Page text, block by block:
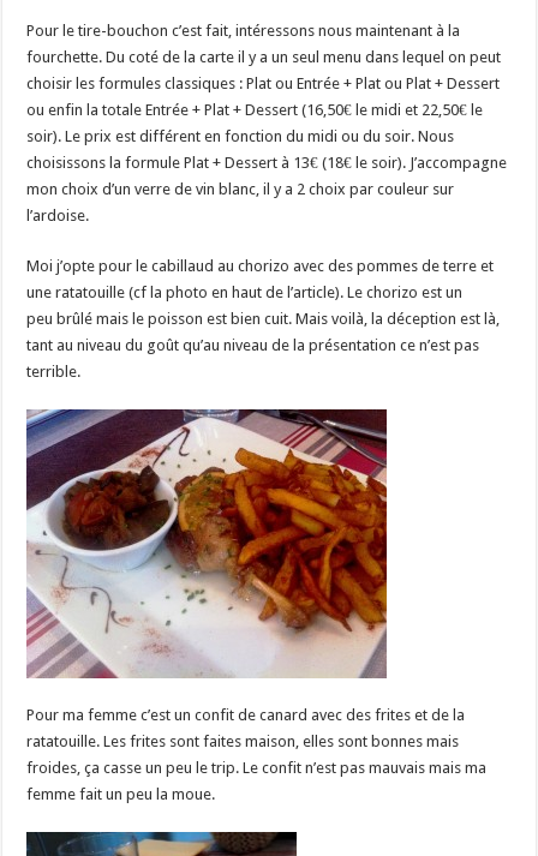
Pour le tire-bouchon c’est fait, intéressons nous maintenant à la
fourchette. Du coté de la carte il y a un seul menu dans lequel on peut
choisir les formules classiques : Plat ou Entrée + Plat ou Plat + Dessert
ou enfin la totale Entrée + Plat + Dessert (16,50€ le midi et 22,50€ le
soir). Le prix est différent en fonction du midi ou du soir. Nous
choisissons la formule Plat + Dessert à 13€ (18€ le soir). J’accompagne
mon choix d’un verre de vin blanc, il y a 2 choix par couleur sur
l’ardoise.
Moi j’opte pour le cabillaud au chorizo avec des pommes de terre et
une ratatouille (cf la photo en haut de l’article). Le chorizo est un
peu brûlé mais le poisson est bien cuit. Mais voilà, la déception est là,
tant au niveau du goût qu’au niveau de la présentation ce n’est pas
terrible.
Pour ma femme c’est un confit de canard avec des frites et de la
ratatouille. Les frites sont faites maison, elles sont bonnes mais
froides, ça casse un peu le trip. Le confit n’est pas mauvais mais ma
femme fait un peu la moue.